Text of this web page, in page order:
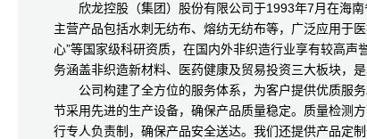
欣龙控股（集团）股份有限公司于1993年7月在海南
主营产品包括水刺无纺布、熔纺无纺布等，广泛应用于
心”等国家级科研资质，在国内外非织造行业享有较高
务涵盖非织造新材料、医药健康及贸易投资三大板块，
公司构建了全方位的服务体系，为客户提供优质服务
节采用先进的生产设备，确保产品质量稳定。质量检测
行专人负责制，确保产品安全送达。我们还提供产品定